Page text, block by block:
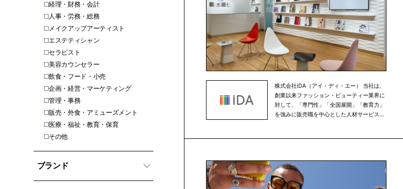
経理・財務・会計
人事・労務・総務
メイクアップアーティスト
エステティシャン
セラピスト
美容カウンセラー
飲食・フード・小売
企画・経営・マーケティング
管理・事務
販売・外食・アミューズメント
医療・福祉・教育・保育
その他
ブランド
組が優良であると経済産業省及び厚生労働省
が認めるものです。今後も従業員全員の健康
の保持・増進に取り組んでまいります。
＜株式会社ｉＤＡ 健康宣言＞ 当社は従業員
全員が心身ともに健康的な生活を送り、 ひと
りひとりの個性や能力を最大限に発揮できる
職場環境の構築を目指し以下を宣言します。
組みます ・社員のヘルスリテラシー向上に努
めます ・メンタルヘルス対策に取り組みます
・社員間のコミュニケーションを促進します
・感染症予防対策を引き続き行います ・乳が
株式会社iDA（アイ・ディ・エー） 当社は、
創業以来ファッション・ビューティー業界に
対して、「専門性」「全国展開」「教育力」
を強みに販売職を中心とした人材サービスを
人認定について 株式会社ｉＤＡは２０２２年
度より健康経営優良法人に認定されていま
す。 これは従業員の健康管理を経営的な視点